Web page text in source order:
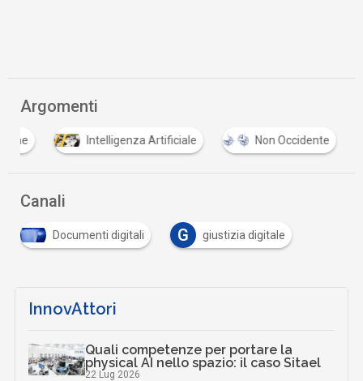
Argomenti
Intelligenza Artificiale Non Occidente
Canali
Documenti digitali G giustizia digitale
InnovAttori
Quali competenze per portare la
physical AI nello spazio: il caso Sitael
22 Lug 2026